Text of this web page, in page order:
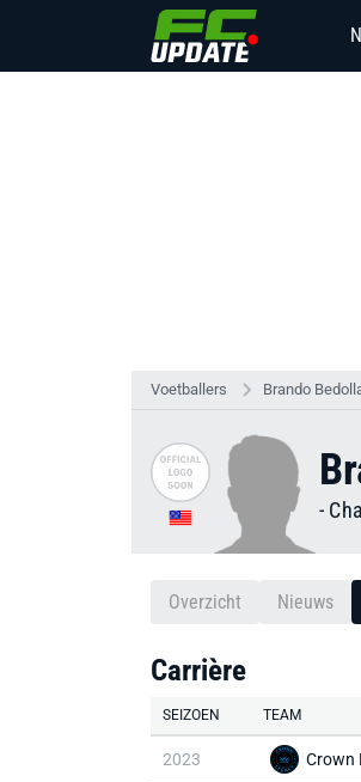
Voetballers Brando
-
Overzicht Nieuws
Carrière
SEIZOEN TEAM
2023 Crown